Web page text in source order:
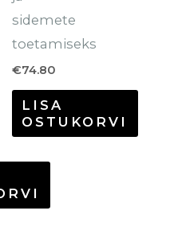
sidemete
toetamiseks
€74.80
LISA
OSTUKORVI